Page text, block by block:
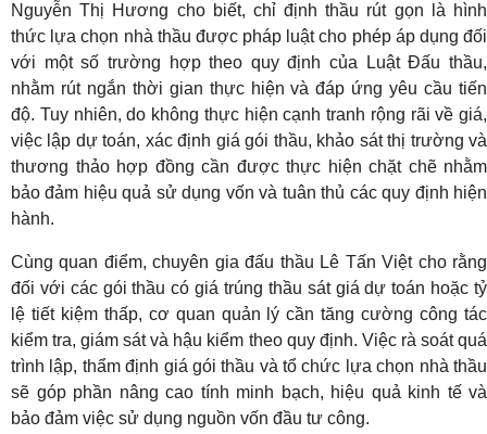
Nguyễn Thị Hương cho biết, chỉ định thầu rút gọn là hình
thức lựa chọn nhà thầu được pháp luật cho phép áp dụng đối
với một số trường hợp theo quy định của Luật Đấu thầu,
nhằm rút ngắn thời gian thực hiện và đáp ứng yêu cầu tiến
độ. Tuy nhiên, do không thực hiện cạnh tranh rộng rãi về giá,
việc lập dự toán, xác định giá gói thầu, khảo sát thị trường và
thương thảo hợp đồng cần được thực hiện chặt chẽ nhằm
bảo đảm hiệu quả sử dụng vốn và tuân thủ các quy định hiện
hành.
Cùng quan điểm, chuyên gia đấu thầu Lê Tấn Việt cho rằng
đối với các gói thầu có giá trúng thầu sát giá dự toán hoặc tỷ
lệ tiết kiệm thấp, cơ quan quản lý cần tăng cường công tác
kiểm tra, giám sát và hậu kiểm theo quy định. Việc rà soát quá
trình lập, thẩm định giá gói thầu và tổ chức lựa chọn nhà thầu
sẽ góp phần nâng cao tính minh bạch, hiệu quả kinh tế và
bảo đảm việc sử dụng nguồn vốn đầu tư công.